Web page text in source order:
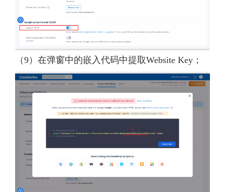
（9）在弹窗中的嵌入代码中提取Website Key；